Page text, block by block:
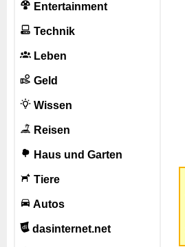
Entertainment
Technik
Leben
Geld
Wissen
Reisen
Haus und Garten
Tiere
Autos
dasinternet.net